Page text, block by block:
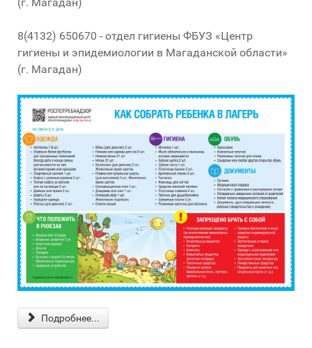
(г. Магадан)
8(4132) 650670 - отдел гигиены ФБУЗ «Центр
гигиены и эпидемиологии в Магаданской области»
(г. Магадан)
Подробнее...